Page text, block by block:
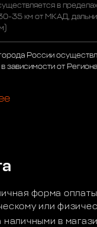
в
35 км от МКАД,
России
зависимости от
форма
или
наличными в